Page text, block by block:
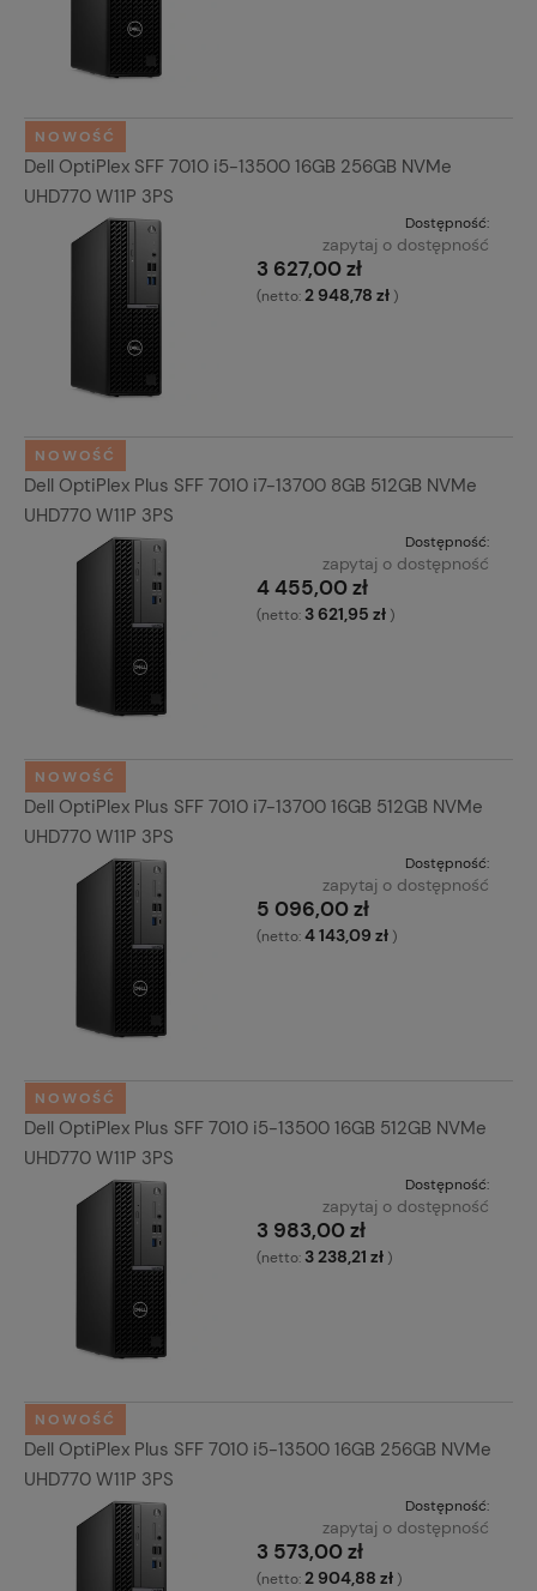
Dell OptiPlex SFF 7010 i5-13500 16GB 256GB NVMe
UHD770 W11P 3PS
Dostępność:
zapytaj o dostępność
3 627,00 zł
(netto:2 948,78 zł)
NOWOŚĆ
Dell OptiPlex Plus SFF 7010 i7-13700 8GB 512GB NVMe
UHD770 W11P 3PS
Dostępność:
zapytaj o dostępność
4 455,00 zł
(netto:3 621,95 zł)
NOWOŚĆ
Dell OptiPlex Plus SFF 7010 i7-13700 16GB 512GB NVMe
UHD770 W11P 3PS
Dostępność:
zapytaj o dostępność
5 096,00 zł
(netto:4 143,09 zł)
NOWOŚĆ
Dell OptiPlex Plus SFF 7010 i5-13500 16GB 512GB NVMe
UHD770 W11P 3PS
Dostępność:
zapytaj o dostępność
3 983,00 zł
(netto:3 238,21 zł)
NOWOŚĆ
Dell OptiPlex Plus SFF 7010 i5-13500 16GB 256GB NVMe
UHD770 W11P 3PS
Dostępność:
zapytaj o dostępność
3 573,00 zł
(netto:2 904,88 zł)
NOWOŚĆ